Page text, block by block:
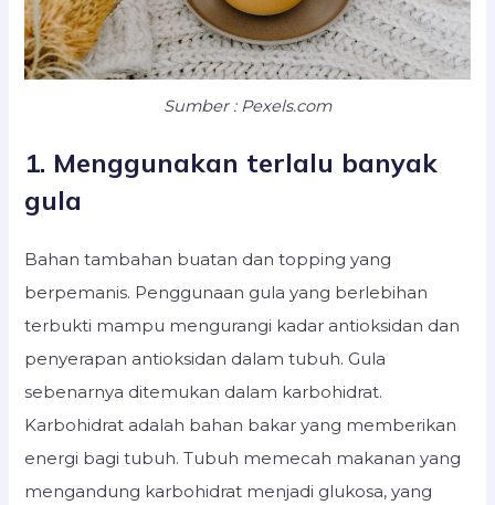
Sumber : Pexels.com
1. Menggunakan terlalu banyak
gula
Bahan tambahan buatan dan topping yang
berpemanis. Penggunaan gula yang berlebihan
terbukti mampu mengurangi kadar antioksidan dan
penyerapan antioksidan dalam tubuh. Gula
sebenarnya ditemukan dalam karbohidrat.
Karbohidrat adalah bahan bakar yang memberikan
energi bagi tubuh. Tubuh memecah makanan yang
mengandung karbohidrat menjadi glukosa, yang